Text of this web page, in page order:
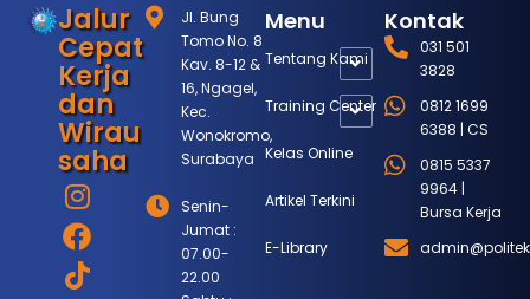
Jalur
Cepat
Kerja
dan
Wirau
saha
Jl. Bung
Tomo No. 8
Kav. 8-12 &
16, Ngagel,
Kec.
Wonokromo,
Surabaya
Senin-
Jumat :
07.00-
22.00
Menu
Tentang Kami
Training Center
Kelas Online
Artikel Terkini
E-Library
Kontak
031 501
3828
0812 1699
6388 | CS
0815 5337
9964 |
Bursa Kerja